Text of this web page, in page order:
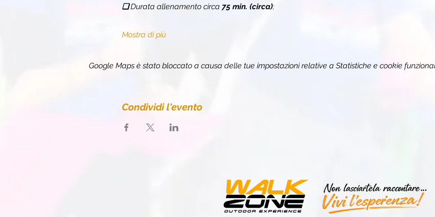
❏ Durata allenamento circa 75 min. (circa);
Mostra di più
Google Maps è stato bloccato a causa delle tue impostazioni relative a Statistiche e cookie
Condividi l'evento